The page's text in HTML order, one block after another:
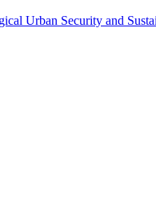
Urban Security and